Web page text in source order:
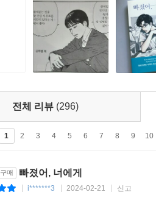
전체 리뷰 (296)
1 2 3 4 5 6 7 8 9 10
구매 빠졌어, 너에게
i*******3 2024-02-21 신고